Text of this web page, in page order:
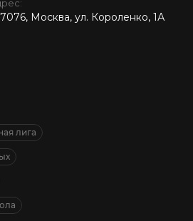
Москва, ул. Короленко, 1А
лига